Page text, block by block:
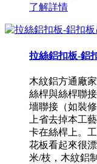
了解詳情
拉絲鋁扣板-鋁
木紋鋁方通廠
絲桿與絲桿聯
墻聯接（如裝
上省去掉本工
卡在絲桿上。
花板看起來很
米/枝，木紋鋁